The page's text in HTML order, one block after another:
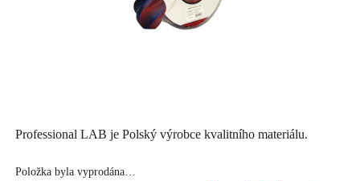
Professional LAB je Polský výrobce kvalitního materiálu.
Položka byla vyprodána…